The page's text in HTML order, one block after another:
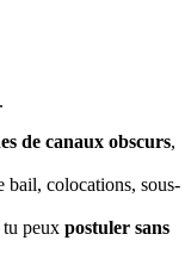
de canaux obscurs,
bail, colocations, sous-
tu peux postuler sans